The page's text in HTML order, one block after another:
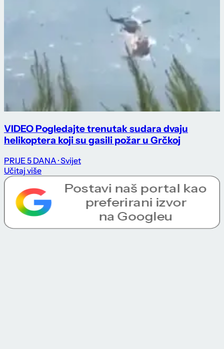
VIDEO Pogledajte trenutak sudara dvaju
helikoptera koji su gasili požar u Grčkoj
PRIJE 5 DANA · Svijet
Učitaj više